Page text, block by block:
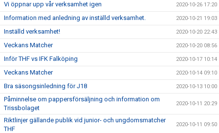
Vi öppnar upp vår verksamhet igen 2020-10-26 17:20
Information med anledning av inställd verksamhet. 2020-10-21 19:03
Inställd verksamhet! 2020-10-20 22:43
Veckans Matcher 2020-10-20 08:56
Inför THF vs IFK Falköping 2020-10-17 10:14
Veckans Matcher 2020-10-14 09:10
Bra säsongsinledning för J18 2020-10-13 10:00
Påminnelse om pappersförsäljning och information om
Trissbolaget
2020-10-11 20:29
Riktlinjer gällande publik vid junior- och ungdomsmatcher
THF
2020-10-11 09:50